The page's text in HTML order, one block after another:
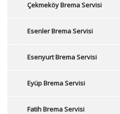
Çekmeköy Brema Servisi
Esenler Brema Servisi
Esenyurt Brema Servisi
Eyüp Brema Servisi
Fatih Brema Servisi